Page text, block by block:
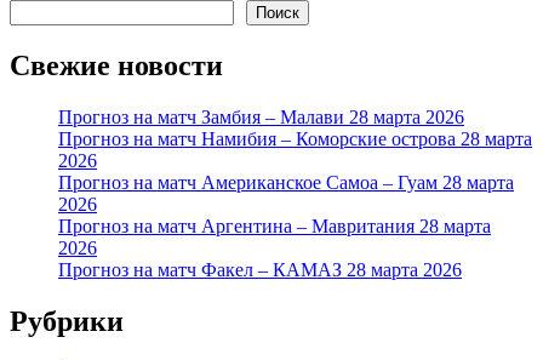
Поиск
Свежие новости
Прогноз на матч Замбия – Малави 28 марта 2026
Прогноз на матч Намибия – Коморские острова 28 марта
2026
Прогноз на матч Американское Самоа – Гуам 28 марта
2026
Прогноз на матч Аргентина – Мавритания 28 марта
2026
Прогноз на матч Факел – КАМАЗ 28 марта 2026
Рубрики